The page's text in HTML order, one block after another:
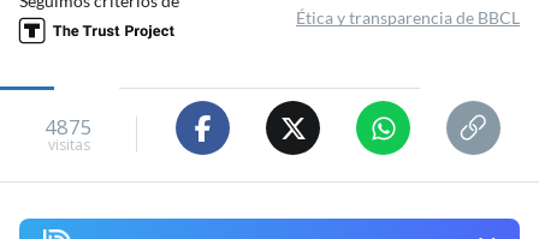
Ética y transparencia de BBCL
4875
visitas